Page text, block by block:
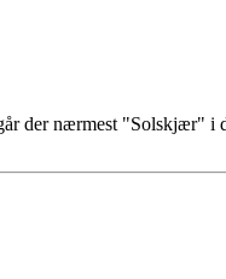
der nærmest "Solskjær" i